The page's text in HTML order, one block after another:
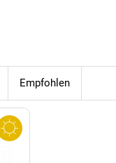
Empfohlen